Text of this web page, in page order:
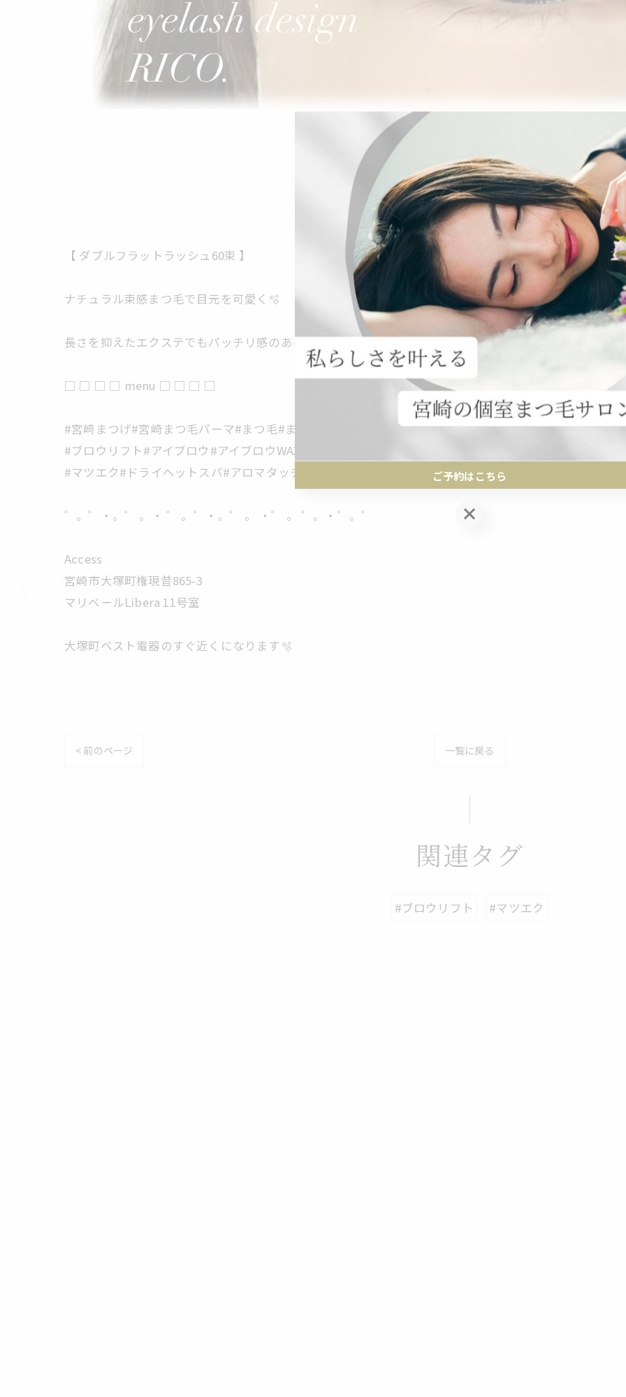
【 ダブルフラットラッシュ60束 】
ナチュラル束感まつ毛で目元を可愛く🫧
長さを抑えたエクステでもパッチリ感のあるまつ毛に🫶
□ □ □ □ menu □ □ □ □
#宮崎まつげ#宮崎まつ毛パーマ#まつ毛#まつげパーマ
#ブロウリフト#アイブロウ#アイブロウWAX#眉WAX
#マツエク#ドライヘットスパ#アロマタッチトリートメント
゜。゜・。゜ 。・ ゜ 。゜・。゜ 。 ・゜ 。 ゜。・゜。゜
Access
宮崎市大塚町権現昔865-3
マリベールLibera 11号室
大塚町ベスト電器のすぐ近くになります🫧
< 前のページ 一覧に戻る
関連タグ
#ブロウリフト #マツエク
ご予約はこちら
ご予約はこちら